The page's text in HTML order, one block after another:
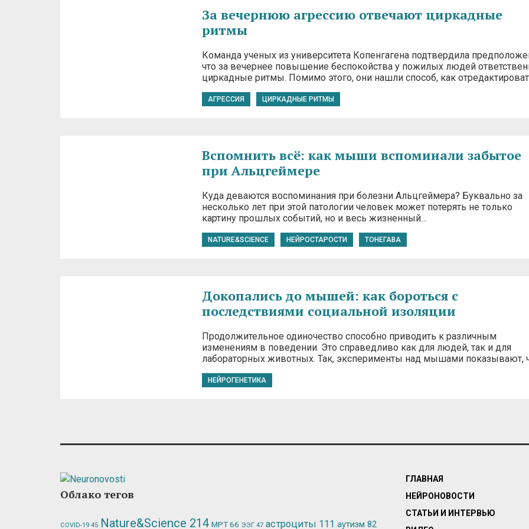
За вечернюю агрессию отвечают циркадные
ритмы
Команда ученых из университета Копенгагена подтвердила
что за вечернее повышение беспокойства у пожилых людей
циркадные ритмы. Помимо этого, они нашли способ, как
АГРЕССИЯ ЦИРКАДНЫЕ РИТМЫ
Вспомнить всё: как мыши вспоминали забытое
при Альцгеймере
Куда деваются воспоминания при болезни Альцгеймера? Буквально за
несколько лет при этой патологии человек может потерять не только
картину прошлых событий, но и весь жизненный…
NATURE&SCIENCE НЕЙРОСТАРОСТИ ТОНЕГАВА
Докопались до мышей: как бороться с
последствиями социальной изоляции
Продолжительное одиночество способно приводить к различным
изменениям в поведении. Это справедливо как для людей, так и для
лабораторных животных. Так, эксперименты над мышами показывают,
НЕЙРОГЕНЕТИКА
Облако тегов
COVID-19 45 Nature&Science 214 МРТ66 ЭЭГ 47 астроциты 111 аутизм 82
ГЛАВНАЯ
НЕЙРОНОВОСТИ
СТАТЬИ И ИНТЕРВЬЮ